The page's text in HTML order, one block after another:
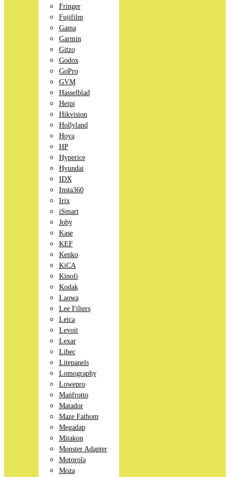
Fringer
Fujifilm
Gama
Garmin
Gitzo
Godox
GoPro
GVM
Hasselblad
Heipi
Hikvision
Hollyland
Hoya
HP
Hyperice
Hyundai
IDX
Insta360
Irix
iSmart
Joby
Kase
KEF
Kenko
KiCA
Kinofi
Kodak
Laowa
Lee Filters
Leica
Levoit
Lexar
Libec
Litepanels
Lomography
Lowepro
Manfrotto
Matador
Maze Fathom
Megadap
Mitakon
Monster Adapter
Motorola
Moza